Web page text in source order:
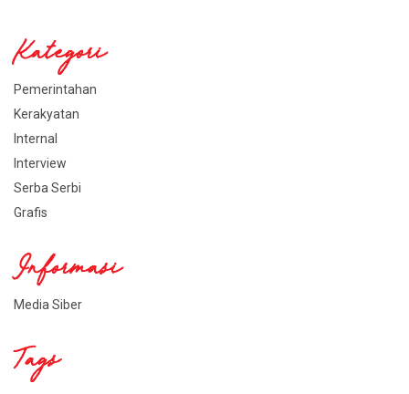
Kategori
Pemerintahan
Kerakyatan
Internal
Interview
Serba Serbi
Grafis
Informasi
Media Siber
Tags